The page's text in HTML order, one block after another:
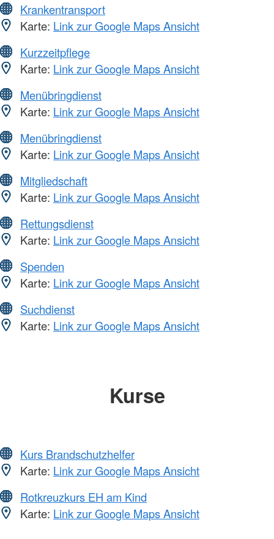
Krankentransport
Karte: Link zur Google Maps Ansicht
Kurzzeitpflege
Karte: Link zur Google Maps Ansicht
Menübringdienst
Karte: Link zur Google Maps Ansicht
Menübringdienst
Karte: Link zur Google Maps Ansicht
Mitgliedschaft
Karte: Link zur Google Maps Ansicht
Rettungsdienst
Karte: Link zur Google Maps Ansicht
Spenden
Karte: Link zur Google Maps Ansicht
Suchdienst
Karte: Link zur Google Maps Ansicht
Kurse
Kurs Brandschutzhelfer
Karte: Link zur Google Maps Ansicht
Rotkreuzkurs EH am Kind
Karte: Link zur Google Maps Ansicht